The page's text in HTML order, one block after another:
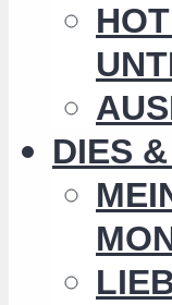
DIES